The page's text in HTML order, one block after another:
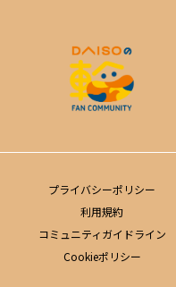
プライバシーポリシー
利用規約
コミュニティガイドライン
Cookieポリシー